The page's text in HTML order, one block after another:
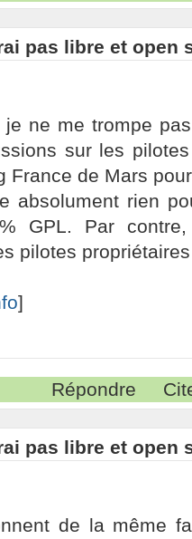
pas libre et open
je ne me trompe
sur les
France de Mars
absolument rien
GPL. Par
pilotes
]
Répondre
pas libre et open
de la même